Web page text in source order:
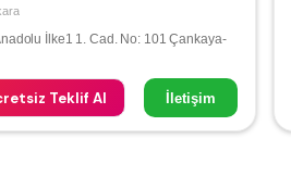
İlke1 1. Cad. No: 101 Çankaya-
Teklif Al İletişim